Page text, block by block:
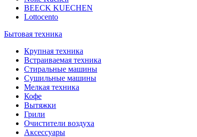
BEECK KUECHEN
Lottocento
Бытовая техника
Крупная техника
Встраиваемая техника
Стиральные машины
Сушильные машины
Мелкая техника
Кофе
Вытяжки
Грили
Очистители воздуха
Аксессуары